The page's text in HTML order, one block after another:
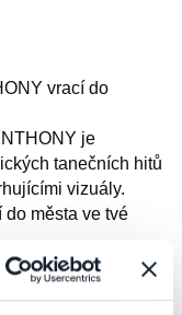
vrací do
je
tanečních hitů
vizuály.
města ve tvé
AVICII • BOB
• DAVID